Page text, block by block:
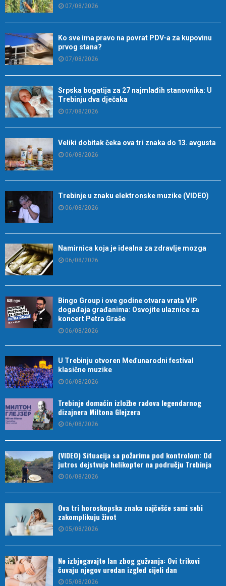
07/08/2026
Ko sve ima pravo na povrat PDV-a za kupovinu
prvog stana?
07/08/2026
Srpska bogatija za 27 najmlađih stanovnika: U
Trebinju dva dječaka
07/08/2026
Veliki dobitak čeka ova tri znaka do 13. avgusta
06/08/2026
Trebinje u znaku elektronske muzike (VIDEO)
06/08/2026
Namirnica koja je idealna za zdravlje mozga
06/08/2026
Bingo Group i ove godine otvara vrata VIP
događaja građanima: Osvojite ulaznice za
koncert Petra Graše
06/08/2026
U Trebinju otvoren Međunarodni festival
klasične muzike
06/08/2026
Trebinje domaćin izložbe radova legendarnog
dizajnera Miltona Glejzera
06/08/2026
(VIDEO) Situacija sa požarima pod kontrolom: Od
jutros dejstvuje helikopter na području Trebinja
06/08/2026
Ova tri horoskopska znaka najčešće sami sebi
zakomplikuju život
05/08/2026
Ne izbjegavajte lan zbog gužvanja: Ovi trikovi
čuvaju njegov uredan izgled cijeli dan
05/08/2026